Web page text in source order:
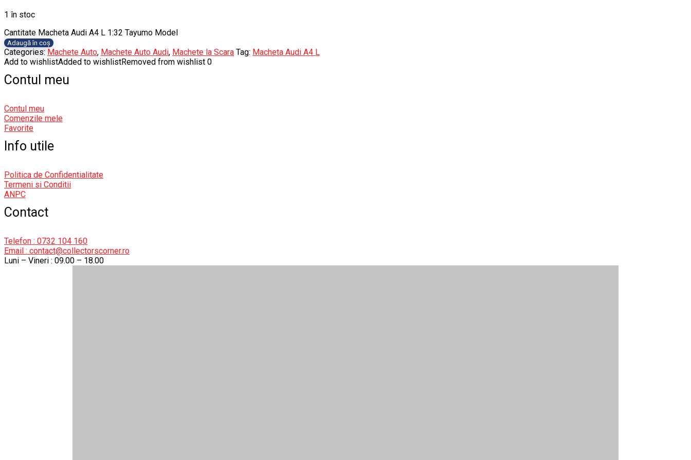
1 în stoc
Cantitate Macheta Audi A4 L 1:32 Tayumo Model
Adaugă în coș
Categories: Machete Auto, Machete Auto Audi, Machete la Scara Tag: Macheta Audi A4 L
Add to wishlistAdded to wishlistRemoved from wishlist 0
Contul meu
Contul meu
Comenzile mele
Favorite
Info utile
Politica de Confidentialitate
Termeni si Conditii
ANPC
Contact
Telefon : 0732 104 160
Email : contact@collectorscorner.ro
Luni – Vineri : 09.00 – 18.00